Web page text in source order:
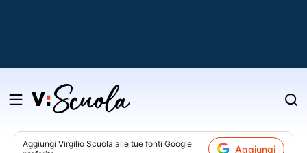
Salta
contenuto
Aggiungi Virgilio Scuola alle tue fonti Google
Aggiungi